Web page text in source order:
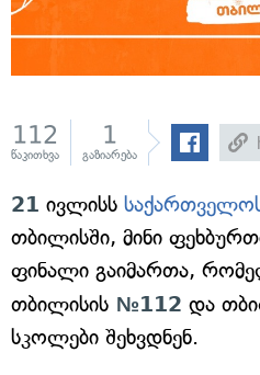
112
წაკითხვა
1
გაზიარება
21 ივლისს საქართველოს
თბილისში, მინი
ფინალი გაიმართა,
თბილისის №112 და
სკოლები შეხვდნენ.